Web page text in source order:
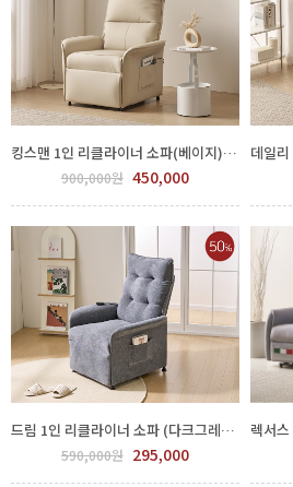
킹스맨 1인 리클라이너 소파(베이지) GGH 500-17-1
900,000원 450,000
드림 1인 리클라이너 소파 (다크그레이) GGH 500-19-1
590,000원 295,000